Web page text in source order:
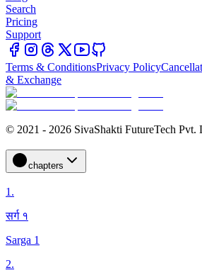
Search
Pricing
Support
Terms & ConditionsPrivacy Policy
& Exchange
© 2021 - 2026 SivaShakti FutureTech Pvt.
chapters
1.
सर्ग १
Sarga 1
2.